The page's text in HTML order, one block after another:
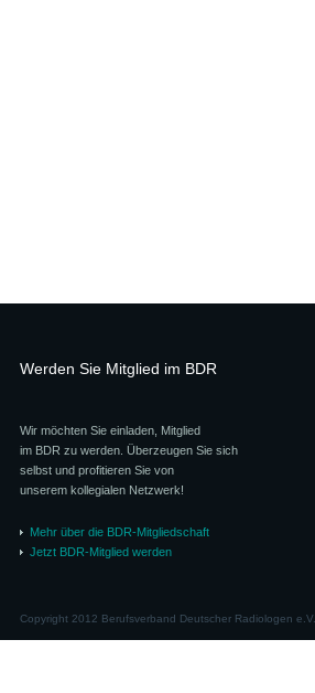
Werden Sie Mitglied im BDR
Wir möchten Sie einladen, Mitglied
im BDR zu werden. Überzeugen Sie sich
selbst und profitieren Sie von
unserem kollegialen Netzwerk!
Mehr über die BDR-Mitgliedschaft
Jetzt BDR-Mitglied werden
Copyright 2012 Berufsverband Deutscher Radiologen e.V.